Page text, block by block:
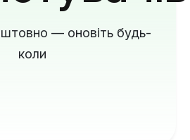
— оновіть будь-
коли